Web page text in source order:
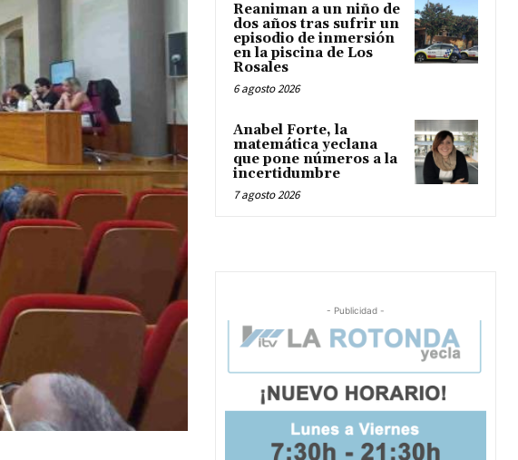
Reaniman a un niño de
dos años tras sufrir un
episodio de inmersión
en la piscina de Los
Rosales
6 agosto 2026
Anabel Forte, la
matemática yeclana
que pone números a la
incertidumbre
7 agosto 2026
- Publicidad -